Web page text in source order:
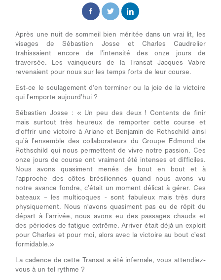
Après une nuit de sommeil bien méritée dans un vrai lit, les
visages de Sébastien Josse et Charles Caudrelier
trahissaient encore de l’intensité des onze jours de
traversée. Les vainqueurs de la Transat Jacques Vabre
revenaient pour nous sur les temps forts de leur course.
Est-ce le soulagement d’en terminer ou la joie de la victoire
qui l’emporte aujourd’hui ?
Sébastien Josse : « Un peu des deux ! Contents de finir
mais surtout très heureux de remporter cette course et
d’offrir une victoire à Ariane et Benjamin de Rothschild ainsi
qu’à l’ensemble des collaborateurs du Groupe Edmond de
Rothschild qui nous permettent de vivre notre passion. Ces
onze jours de course ont vraiment été intenses et difficiles.
Nous avons quasiment menés de bout en bout et à
l’approche des côtes brésiliennes quand nous avons vu
notre avance fondre, c’était un moment délicat à gérer. Ces
bateaux – les multicoques - sont fabuleux mais très durs
physiquement. Nous n’avons quasiment pas eu de répit du
départ à l’arrivée, nous avons eu des passages chauds et
des périodes de fatigue extrême. Arriver était déjà un exploit
pour Charles et pour moi, alors avec la victoire au bout c’est
formidable.»
La cadence de cette Transat a été infernale, vous attendiez-
vous à un tel rythme ?